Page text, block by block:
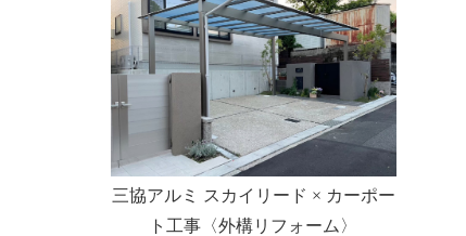
三協アルミ スカイリード × カーポー
ト工事〈外構リフォーム〉